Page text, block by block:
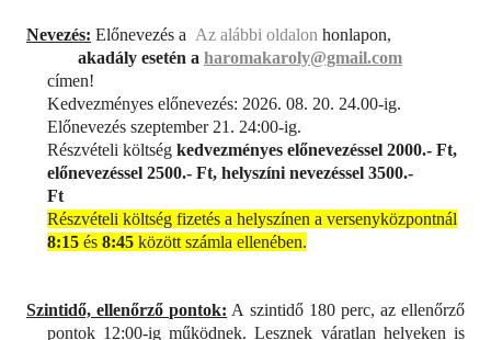
Nevezés: Előnevezés a Az alábbi oldalon honlapon,
akadály esetén a haromakaroly@gmail.com
címen!
Kedvezményes előnevezés: 2026. 08. 20. 24.00-ig.
Előnevezés szeptember 21. 24:00-ig.
Részvételi költség kedvezményes előnevezéssel 2000.- Ft,
előnevezéssel 2500.- Ft, helyszíni nevezéssel 3500.-
Ft
Részvételi költség fizetés a helyszínen a versenyközpontnál
8:15és 8:45között számla ellenében.
Szintidő, ellenőrző pontok: A szintidő 180 perc, az ellenőrző
pontok 12:00-ig működnek. Lesznek váratlan helyeken is